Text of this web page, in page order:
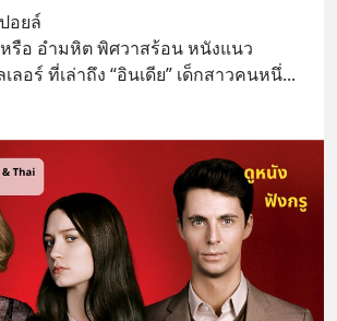
อยล์
รือ อำมหิต พิศวาสร้อน หนังแนว
ลอร์ ที่เล่าถึง “อินเดีย” เด็กสาวคนหนึ่